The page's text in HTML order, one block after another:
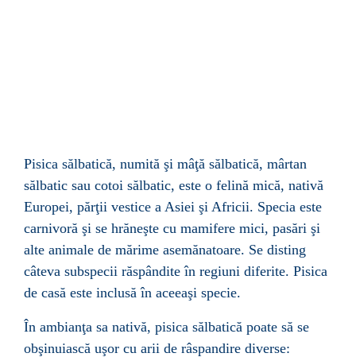
Pisica sălbatică, numită şi mâţă sălbatică, mârtan
sălbatic sau cotoi sălbatic, este o felină mică, nativă
Europei, părţii vestice a Asiei şi Africii. Specia este
carnivoră şi se hrăneşte cu mamifere mici, pasări şi
alte animale de mărime asemănatoare. Se disting
câteva subspecii răspândite în regiuni diferite. Pisica
de casă este inclusă în aceeaşi specie.
În ambianţa sa nativă, pisica sălbatică poate să se
obşinuiască uşor cu arii de râspandire diverse: